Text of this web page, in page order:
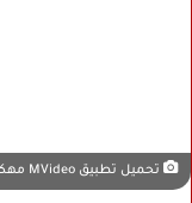
تحميل تطبيق MVideo مهكر